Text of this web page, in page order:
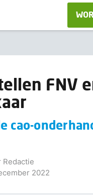
FNV
cao-
Redactie
2022